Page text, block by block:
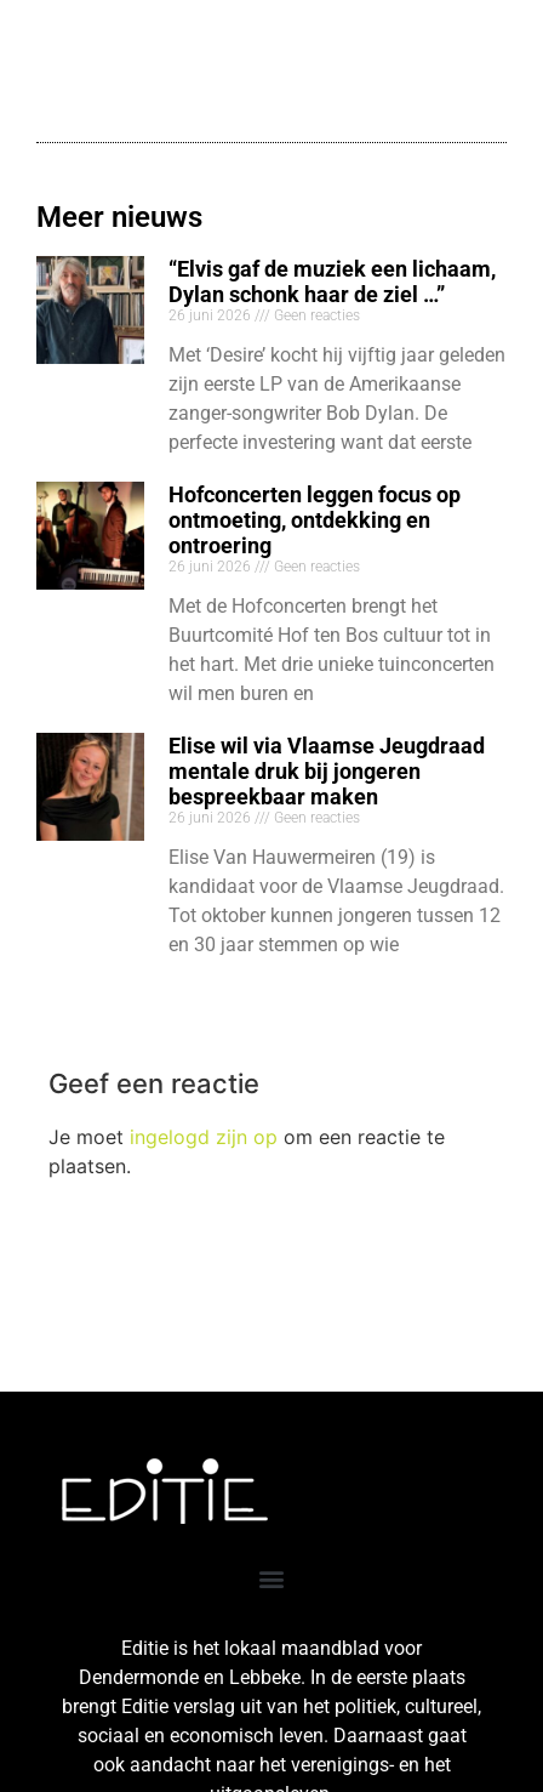
Meer nieuws
“Elvis gaf de muziek een lichaam,
Dylan schonk haar de ziel …”
26 juni 2026 Geen reacties
Met ‘Desire’ kocht hij vijftig jaar geleden
zijn eerste LP van de Amerikaanse
zanger-songwriter Bob Dylan. De
perfecte investering want dat eerste
Hofconcerten leggen focus op
ontmoeting, ontdekking en
ontroering
26 juni 2026 Geen reacties
Met de Hofconcerten brengt het
Buurtcomité Hof ten Bos cultuur tot in
het hart. Met drie unieke tuinconcerten
wil men buren en
Elise wil via Vlaamse Jeugdraad
mentale druk bij jongeren
bespreekbaar maken
26 juni 2026 Geen reacties
Elise Van Hauwermeiren (19) is
kandidaat voor de Vlaamse Jeugdraad.
Tot oktober kunnen jongeren tussen 12
en 30 jaar stemmen op wie
Geef een reactie
Je moet ingelogd zijn op om een reactie te
plaatsen.
Editie is het lokaal maandblad voor
Dendermonde en Lebbeke. In de eerste plaats
brengt Editie verslag uit van het politiek, cultureel,
sociaal en economisch leven. Daarnaast gaat
ook aandacht naar het verenigings- en het